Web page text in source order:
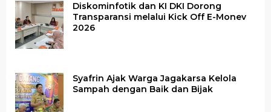
Diskominfotik dan KI DKI Dorong
Transparansi melalui Kick Off E-Monev
2026
Syafrin Ajak Warga Jagakarsa Kelola
Sampah dengan Baik dan Bijak